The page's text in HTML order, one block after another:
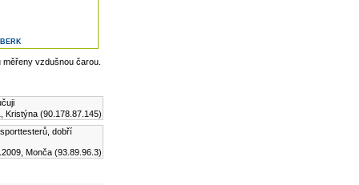
vzdušnou čarou.
Kristýna (90.178.87.145)
dobří
Monča (93.89.96.3)